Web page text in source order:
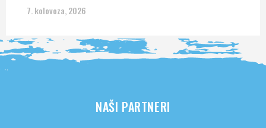
7. kolovoza, 2026
NAŠI PARTNERI